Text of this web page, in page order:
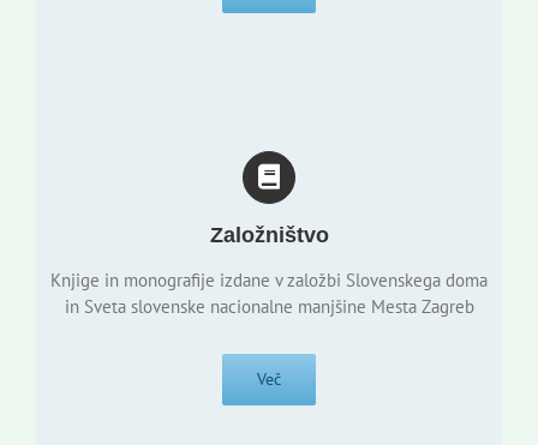
Založništvo
Knjige in monografije izdane v založbi Slovenskega doma
in Sveta slovenske nacionalne manjšine Mesta Zagreb
Več